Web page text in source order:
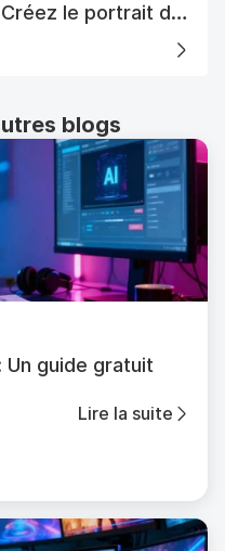
le portrait de
blogs
Un guide gratuit
Lire la suite